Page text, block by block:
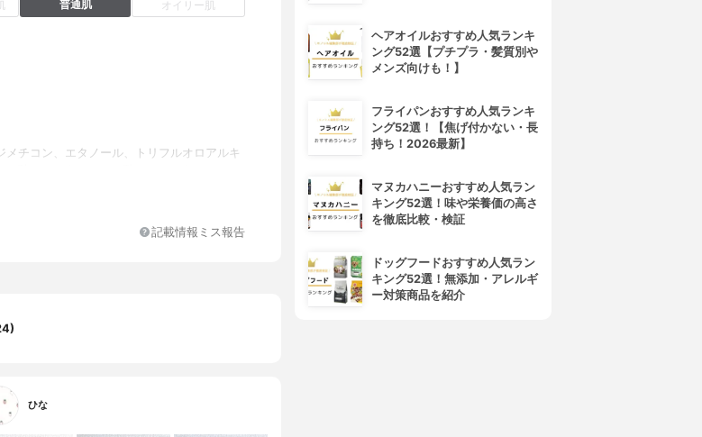
普通肌 オイリー肌
チコン、エタノール、トリフルオロアルキ
酸アルキル（C12－15）、ビス（PEG／PP
ール、ヒアルロン酸Na、マツリカ花エキス、
メチコン、スクワラン、ステアリン酸、トリ
記載情報ミス報告
ひな
ヘアオイルおすすめ人気ランキ
ング52選【プチプラ・髪質別や
メンズ向けも！】
フライパンおすすめ人気ランキ
ング52選！【焦げ付かない・長
持ち！2026最新】
マヌカハニーおすすめ人気ラン
キング52選！味や栄養価の高さ
を徹底比較・検証
ドッグフードおすすめ人気ラン
キング52選！無添加・アレルギ
ー対策商品を紹介